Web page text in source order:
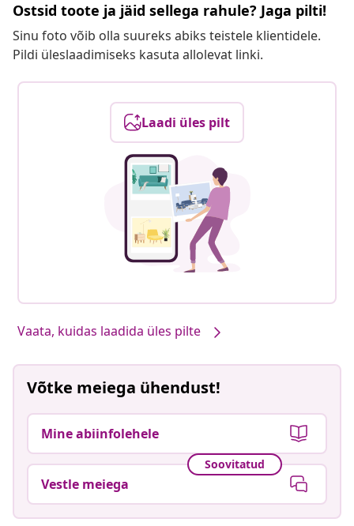
Ostsid toote ja jäid sellega rahule? Jaga pilti!
Sinu foto võib olla suureks abiks teistele klientidele.
Pildi üleslaadimiseks kasuta allolevat linki.
Laadi üles pilt
Vaata, kuidas laadida üles pilte
Võtke meiega ühendust!
Mine abiinfolehele
Soovitatud
Vestle meiega